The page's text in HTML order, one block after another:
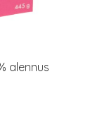
alennus